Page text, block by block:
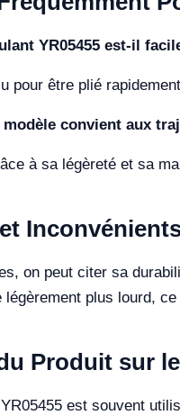
YR05455 est-il
pour être plié
modèle convient aux
à sa légèreté et sa
on peut citer sa
légèrement plus lourd,
Produit sur
est souvent